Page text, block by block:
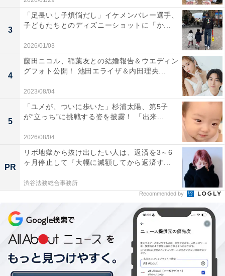
3
「足長いし子煩悩だし」イケメンバレー選手、
子どもたちとのディズニーショットに「か...
2026/01/03
4
藤田ニコル、稲葉友との結婚報告＆ウエディン
グフォト公開！ 池田エライザ＆内田理央...
2023/08/04
5
「ユメが、ついに歩いた」杉浦太陽、第5子
が“立っち”に挑戦する姿を披露！ 「出来...
2026/08/04
PR
リボ地獄から抜け出したい人は、返済を3～6
ヶ月停止して『大幅に減額してから返済す...
渋谷法務総合事務所
Recommended by